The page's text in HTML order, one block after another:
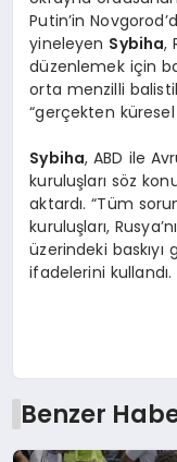
Putin’in
yineleyen Sybiha,
düzenlemek için
orta menzilli balistik
“gerçekten
Sybiha, ABD ile
kuruluşları söz
aktardı. “Tüm
kuruluşları,
üzerindeki baskıyı
ifadelerini kullandı.
Benzer